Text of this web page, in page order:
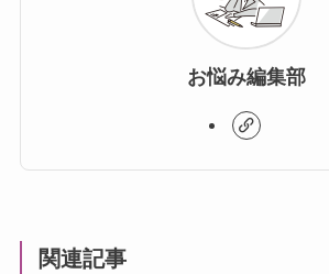
お悩み編集部
関連記事